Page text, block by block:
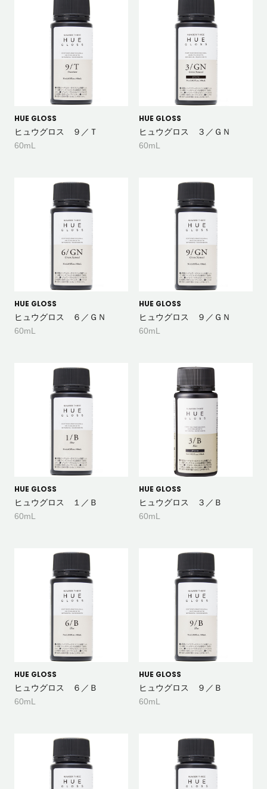
HUE GLOSS
ヒュウグロス ９／Ｔ
60mL
HUE GLOSS
ヒュウグロス ３／ＧＮ
60mL
HUE GLOSS
ヒュウグロス ６／ＧＮ
60mL
HUE GLOSS
ヒュウグロス ９／ＧＮ
60mL
HUE GLOSS
ヒュウグロス １／Ｂ
60mL
HUE GLOSS
ヒュウグロス ３／Ｂ
60mL
HUE GLOSS
ヒュウグロス ６／Ｂ
60mL
HUE GLOSS
ヒュウグロス ９／Ｂ
60mL